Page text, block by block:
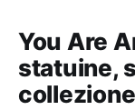
You Are
statuine,
collezione